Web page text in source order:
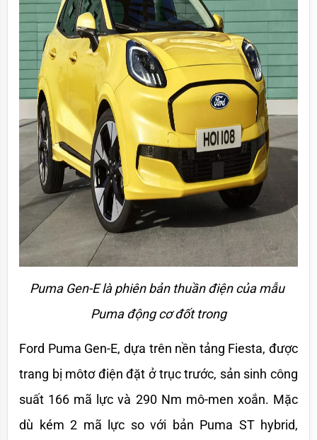
Puma Gen-E là phiên bản thuần điện của mẫu
Puma động cơ đốt trong
Ford Puma Gen-E, dựa trên nền tảng Fiesta, được
trang bị môtơ điện đặt ở trục trước, sản sinh công
suất 166 mã lực và 290 Nm mô-men xoắn. Mặc
dù kém 2 mã lực so với bản Puma ST hybrid,